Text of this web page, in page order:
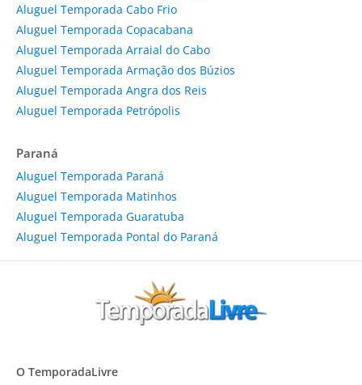
Aluguel Temporada Cabo Frio
Aluguel Temporada Copacabana
Aluguel Temporada Arraial do Cabo
Aluguel Temporada Armação dos Búzios
Aluguel Temporada Angra dos Reis
Aluguel Temporada Petrópolis
Paraná
Aluguel Temporada Paraná
Aluguel Temporada Matinhos
Aluguel Temporada Guaratuba
Aluguel Temporada Pontal do Paraná
O TemporadaLivre